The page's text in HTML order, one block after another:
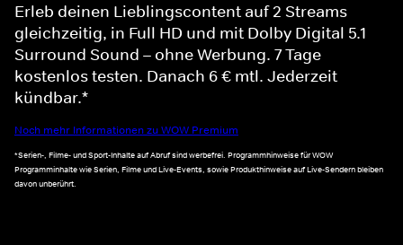
Erleb deinen Lieblingscontent auf 2 Streams
gleichzeitig, in Full HD und mit Dolby Digital 5.1
Surround Sound – ohne Werbung. 7 Tage
kostenlos testen. Danach 6 € mtl. Jederzeit
kündbar.*
Noch mehr Informationen zu WOW Premium
*Serien-, Filme- und Sport-Inhalte auf Abruf sind werbefrei. Programmhinweise für WOW
Programminhalte wie Serien, Filme und Live-Events, sowie Produkthinweise auf Live-Sendern bleiben
davon unberührt.